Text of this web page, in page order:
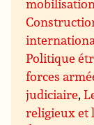
Politique
forces
judiciaire,
religieux et